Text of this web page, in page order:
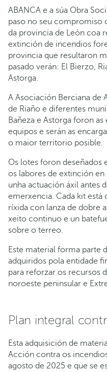
ABANCA e a súa Obra
paso no seu
da provincia de León coa
extinción de incendios
provincia que resultaron
pasado verán: El Bierzo,
Astorga.
A Asociación Berciana de
de Riaño e diferentes
Bañeza e Astorga foron
equipos e serán as
o maior territorio posible.
Os lotes foron deseñados
os labores de extinción
unha actuación áxil antes
emerxencia. Cada kit
ríxida con lanza de dobre
xeito continuo e un
sobre o terreo.
Este material forma parte
adquiridos pola entidade
para reforzar os recursos
noroeste peninsular e
Plan integral
Esta adquisición de
Acción contra os
agosto de 2025 e que se